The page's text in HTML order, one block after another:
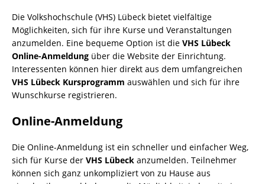
Die Volkshochschule (VHS) Lübeck bietet vielfältige
Möglichkeiten, sich für ihre Kurse und Veranstaltungen
anzumelden. Eine bequeme Option ist die VHS Lübeck
Online-Anmeldung über die Website der Einrichtung.
Interessenten können hier direkt aus dem umfangreichen
VHS Lübeck Kursprogramm auswählen und sich für ihre
Wunschkurse registrieren.
Online-Anmeldung
Die Online-Anmeldung ist ein schneller und einfacher Weg,
sich für Kurse der VHS Lübeck anzumelden. Teilnehmer
können sich ganz unkompliziert von zu Hause aus